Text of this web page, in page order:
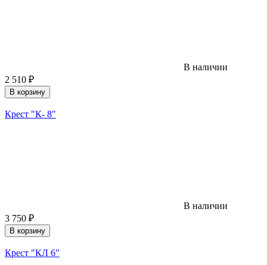
В наличии
2 510 ₽
В корзину
Крест "К- 8"
В наличии
3 750 ₽
В корзину
Крест "КЛ 6"